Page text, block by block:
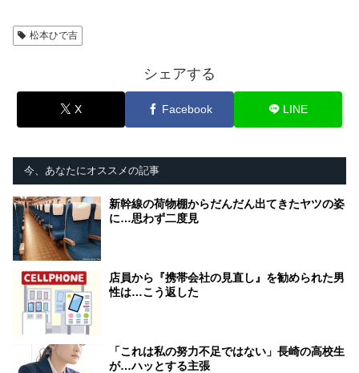
松本ひで吉
シェアする
X Facebook LINE
今、あなたにオススメの記事
新幹線の荷物棚からだんだん出てきたヤツの姿
に…思わず二度見
店員から『携帯会社の見直し』を勧められた男
性は…こう返した
「これは私の努力不足ではない」長崎の高校生
が…ハッとする主張